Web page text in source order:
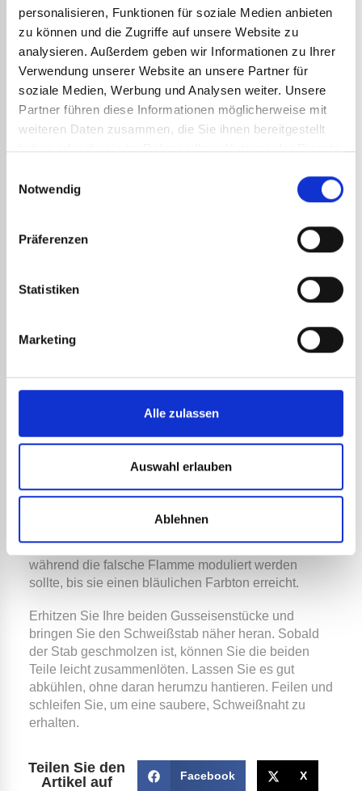
personalisieren, Funktionen für soziale Medien anbieten
zu können und die Zugriffe auf unsere Website zu
analysieren. Außerdem geben wir Informationen zu Ihrer
Verwendung unserer Website an unsere Partner für
soziale Medien, Werbung und Analysen weiter. Unsere
Partner führen diese Informationen möglicherweise mit
weiteren Daten zusammen, die Sie ihnen bereitgestellt
haben oder die sie im Rahmen Ihrer Nutzung der Dienste
Notwendig
Präferenzen
Statistiken
Marketing
Alle zulassen
Auswahl erlauben
Ablehnen
Wie schweißen Sie
Gusseisen mit Ihrem
Acetylen-Sauerstoff-
Brenner?
Das Schweißen von Gusseisen mit einem Acetylen-
Sauerstoff-Brenner ist für Anfänger geeignet. Sie
für kleinere Arbeiten im Haus.
und fettfrei sein. Wenn die Teile nicht makellos
sauber sind, kann es zu Fehlern an der Lötstelle in
Dadurch wird nicht nur die Optik der Schweißnaht
beeinträchtigt, sondern auch ihre Festigkeit in Frage
Lösungsmittel, aber auch Dampf verwenden. Für
größere Teile stehen Ihnen Geräte zur Verfügung, mit
Bevor Sie mit dem Löten beginnen, sollten Sie beide
Teile leicht mit Sandpapier abschleifen, damit sie
Die Flamme des Acetylen-Sauerstoff-Brenners sollte
Stachel der Flamme sollte von heller Farbe sein,
während die falsche Flamme moduliert werden
sollte, bis sie einen bläulichen Farbton erreicht.
Erhitzen Sie Ihre beiden Gusseisenstücke und
bringen Sie den Schweißstab näher heran. Sobald
der Stab geschmolzen ist, können Sie die beiden
Teile leicht zusammenlöten. Lassen Sie es gut
abkühlen, ohne daran herumzu hantieren. Feilen und
schleifen Sie, um eine saubere, Schweißnaht zu
erhalten.
Teilen Sie den
Artikel auf
Facebook X